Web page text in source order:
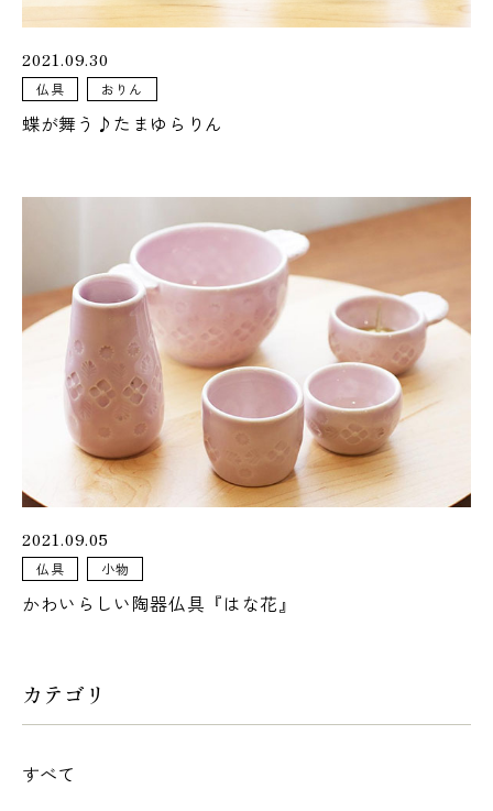
暮らしに寄り添う
仏壇・仏具
カリモクや飛騨家具とのコラボレーション仏壇
暮らしになじむ、
シンプルなお仏壇
073-425-5555
営業時間 9:00 - 18:00
2021.09.30
仏具 おりん
蝶が舞う♪たまゆらりん
2021.09.05
仏具 小物
かわいらしい陶器仏具『はな花』
カテゴリ
すべて